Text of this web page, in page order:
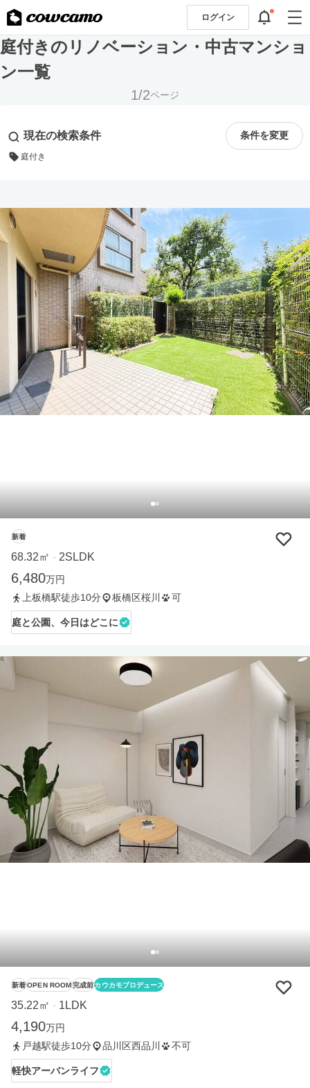
ログイン
庭付きのリノベーション・中古マンショ
ン一覧
1/2ページ
現在の検索条件 条件を変更
庭付き
新着
68.32㎡ ・ 2SLDK
6,480万円
上板橋駅徒歩10分
板橋区桜川 可
庭と公園、今日はどこに
新着 OPEN ROOM完成前カウカモプロデュース
35.22㎡ ・ 1LDK
4,190万円
戸越駅徒歩10分
品川区西品川 不可
軽快アーバンライフ